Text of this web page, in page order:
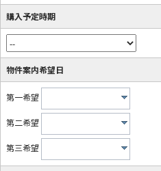
購入予定時期
物件案内希望日
第一希望
第二希望
第三希望